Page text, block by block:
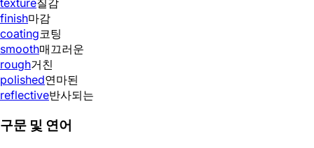
texture질감
finish마감
coating코팅
smooth매끄러운
rough거친
polished연마된
reflective반사되는
구문 및 연어